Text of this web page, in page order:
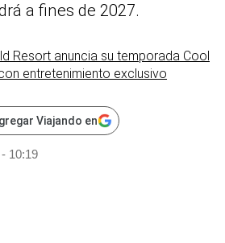
a fines de 2027.
Resort anuncia su temporada Cool
entretenimiento exclusivo
Viajando en
10:19